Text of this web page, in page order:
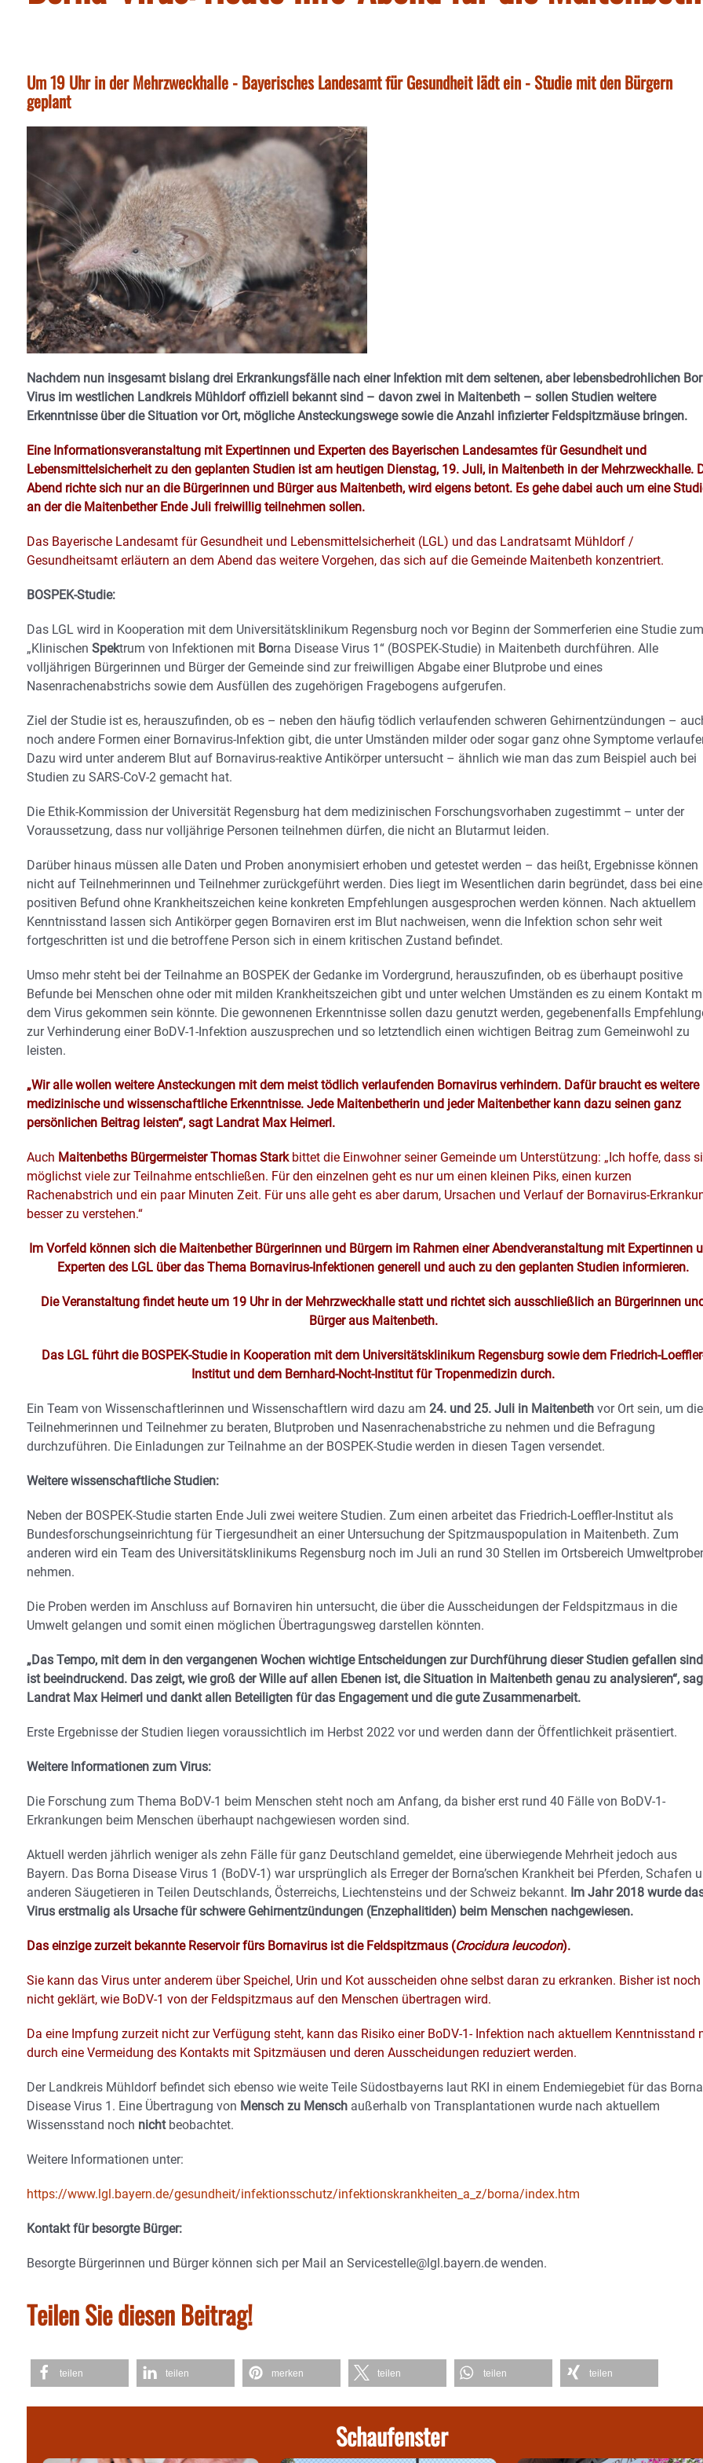
Um 19 Uhr in der Mehrzweckhalle - Bayerisches Landesamt für Gesundheit lädt ein - Studie mit den Bürgern
geplant
Nachdem nun insgesamt bislang drei Erkrankungsfälle nach einer Infektion mit dem seltenen, aber lebensbedrohlichen
Virus im westlichen Landkreis Mühldorf offiziell bekannt sind – davon zwei in Maitenbeth – sollen Studien weitere
Erkenntnisse über die Situation vor Ort, mögliche Ansteckungswege sowie die Anzahl infizierter Feldspitzmäuse bringen.
Eine Informationsveranstaltung mit Expertinnen und Experten des Bayerischen Landesamtes für Gesundheit und
Lebensmittelsicherheit zu den geplanten Studien ist am heutigen Dienstag, 19. Juli, in Maitenbeth in der Mehrzweckhalle.
Abend richte sich nur an die Bürgerinnen und Bürger aus Maitenbeth, wird eigens betont. Es gehe dabei auch um eine
an der die Maitenbether Ende Juli freiwillig teilnehmen sollen.
Das Bayerische Landesamt für Gesundheit und Lebensmittelsicherheit (LGL) und das Landratsamt Mühldorf /
Gesundheitsamt erläutern an dem Abend das weitere Vorgehen, das sich auf die Gemeinde Maitenbeth konzentriert.
BOSPEK-Studie:
Das LGL wird in Kooperation mit dem Universitätsklinikum Regensburg noch vor Beginn der Sommerferien eine Studie zum
„Klinischen Spektrum von Infektionen mit Borna Disease Virus 1“ (BOSPEK-Studie) in Maitenbeth durchführen. Alle
volljährigen Bürgerinnen und Bürger der Gemeinde sind zur freiwilligen Abgabe einer Blutprobe und eines
Nasenrachenabstrichs sowie dem Ausfüllen des zugehörigen Fragebogens aufgerufen.
Ziel der Studie ist es, herauszufinden, ob es – neben den häufig tödlich verlaufenden schweren Gehirnentzündungen –
noch andere Formen einer Bornavirus-Infektion gibt, die unter Umständen milder oder sogar ganz ohne Symptome
Dazu wird unter anderem Blut auf Bornavirus-reaktive Antikörper untersucht – ähnlich wie man das zum Beispiel auch bei
Studien zu SARS-CoV-2 gemacht hat.
Die Ethik-Kommission der Universität Regensburg hat dem medizinischen Forschungsvorhaben zugestimmt – unter der
Voraussetzung, dass nur volljährige Personen teilnehmen dürfen, die nicht an Blutarmut leiden.
Darüber hinaus müssen alle Daten und Proben anonymisiert erhoben und getestet werden – das heißt, Ergebnisse können
nicht auf Teilnehmerinnen und Teilnehmer zurückgeführt werden. Dies liegt im Wesentlichen darin begründet, dass bei
positiven Befund ohne Krankheitszeichen keine konkreten Empfehlungen ausgesprochen werden können. Nach aktuellem
Kenntnisstand lassen sich Antikörper gegen Bornaviren erst im Blut nachweisen, wenn die Infektion schon sehr weit
fortgeschritten ist und die betroffene Person sich in einem kritischen Zustand befindet.
Umso mehr steht bei der Teilnahme an BOSPEK der Gedanke im Vordergrund, herauszufinden, ob es überhaupt positive
Befunde bei Menschen ohne oder mit milden Krankheitszeichen gibt und unter welchen Umständen es zu einem Kontakt
dem Virus gekommen sein könnte. Die gewonnenen Erkenntnisse sollen dazu genutzt werden, gegebenenfalls
zur Verhinderung einer BoDV-1-Infektion auszusprechen und so letztendlich einen wichtigen Beitrag zum Gemeinwohl zu
leisten.
„Wir alle wollen weitere Ansteckungen mit dem meist tödlich verlaufenden Bornavirus verhindern. Dafür braucht es weitere
medizinische und wissenschaftliche Erkenntnisse. Jede Maitenbetherin und jeder Maitenbether kann dazu seinen ganz
persönlichen Beitrag leisten“, sagt Landrat Max Heimerl.
Auch Maitenbeths Bürgermeister Thomas Starkbittet die Einwohner seiner Gemeinde um Unterstützung: „Ich hoffe, dass
möglichst viele zur Teilnahme entschließen. Für den einzelnen geht es nur um einen kleinen Piks, einen kurzen
Rachenabstrich und ein paar Minuten Zeit. Für uns alle geht es aber darum, Ursachen und Verlauf der Bornavirus-
besser zu verstehen.“
Im Vorfeld können sich die Maitenbether Bürgerinnen und Bürgern im Rahmen einer Abendveranstaltung mit Expertinnen
Experten des LGL über das Thema Bornavirus-Infektionen generell und auch zu den geplanten Studien informieren.
Die Veranstaltung findet heute um 19 Uhr in der Mehrzweckhalle statt und richtet sich ausschließlich an Bürgerinnen und
Bürger aus Maitenbeth.
Das LGL führt die BOSPEK-Studie in Kooperation mit dem Universitätsklinikum Regensburg sowie dem Friedrich-
Institut und dem Bernhard-Nocht-Institut für Tropenmedizin durch.
Ein Team von Wissenschaftlerinnen und Wissenschaftlern wird dazu am 24. und 25. Juli in Maitenbeth vor Ort sein, um die
Teilnehmerinnen und Teilnehmer zu beraten, Blutproben und Nasenrachenabstriche zu nehmen und die Befragung
durchzuführen. Die Einladungen zur Teilnahme an der BOSPEK-Studie werden in diesen Tagen versendet.
Weitere wissenschaftliche Studien:
Neben der BOSPEK-Studie starten Ende Juli zwei weitere Studien. Zum einen arbeitet das Friedrich-Loeffler-Institut als
Bundesforschungseinrichtung für Tiergesundheit an einer Untersuchung der Spitzmauspopulation in Maitenbeth. Zum
anderen wird ein Team des Universitätsklinikums Regensburg noch im Juli an rund 30 Stellen im Ortsbereich
nehmen.
Die Proben werden im Anschluss auf Bornaviren hin untersucht, die über die Ausscheidungen der Feldspitzmaus in die
Umwelt gelangen und somit einen möglichen Übertragungsweg darstellen könnten.
„Das Tempo, mit dem in den vergangenen Wochen wichtige Entscheidungen zur Durchführung dieser Studien gefallen
ist beeindruckend. Das zeigt, wie groß der Wille auf allen Ebenen ist, die Situation in Maitenbeth genau zu analysieren“,
Landrat Max Heimerl und dankt allen Beteiligten für das Engagement und die gute Zusammenarbeit.
Erste Ergebnisse der Studien liegen voraussichtlich im Herbst 2022 vor und werden dann der Öffentlichkeit präsentiert.
Weitere Informationen zum Virus:
Die Forschung zum Thema BoDV-1 beim Menschen steht noch am Anfang, da bisher erst rund 40 Fälle von BoDV-1-
Erkrankungen beim Menschen überhaupt nachgewiesen worden sind.
Aktuell werden jährlich weniger als zehn Fälle für ganz Deutschland gemeldet, eine überwiegende Mehrheit jedoch aus
Bayern. Das Borna Disease Virus 1 (BoDV-1) war ursprünglich als Erreger der Borna’schen Krankheit bei Pferden, Schafen
anderen Säugetieren in Teilen Deutschlands, Österreichs, Liechtensteins und der Schweiz bekannt. Im Jahr 2018 wurde
Virus erstmalig als Ursache für schwere Gehirnentzündungen (Enzephalitiden) beim Menschen nachgewiesen.
Das einzige zurzeit bekannte Reservoir fürs Bornavirus ist die Feldspitzmaus (Crocidura leucodon).
Sie kann das Virus unter anderem über Speichel, Urin und Kot ausscheiden ohne selbst daran zu erkranken. Bisher ist noch
nicht geklärt, wie BoDV-1 von der Feldspitzmaus auf den Menschen übertragen wird.
Da eine Impfung zurzeit nicht zur Verfügung steht, kann das Risiko einer BoDV-1- Infektion nach aktuellem Kenntnisstand
durch eine Vermeidung des Kontakts mit Spitzmäusen und deren Ausscheidungen reduziert werden.
Der Landkreis Mühldorf befindet sich ebenso wie weite Teile Südostbayerns laut RKI in einem Endemiegebiet für das Borna
Disease Virus 1. Eine Übertragung von Mensch zu Mensch außerhalb von Transplantationen wurde nach aktuellem
Wissensstand noch nichtbeobachtet.
Weitere Informationen unter:
https://www.lgl.bayern.de/gesundheit/infektionsschutz/infektionskrankheiten_a_z/borna/index.htm
Kontakt für besorgte Bürger:
Besorgte Bürgerinnen und Bürger können sich per Mail an Servicestelle@lgl.bayern.de wenden.
Teilen Sie diesen Beitrag!
teilen teilen merken teilen teilen teilen
Schaufenster